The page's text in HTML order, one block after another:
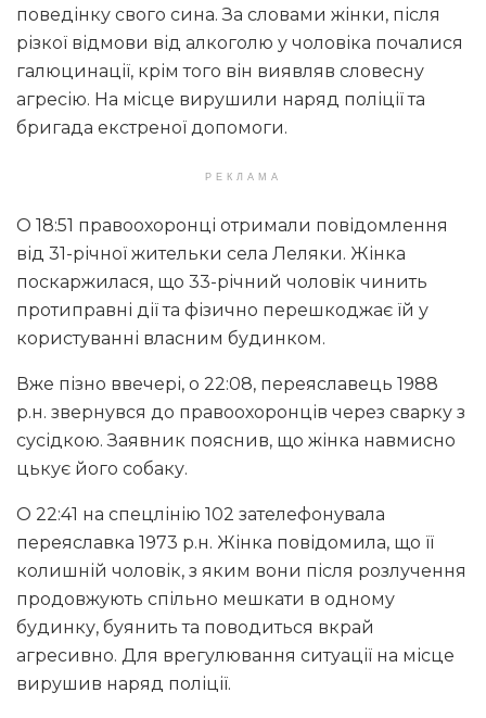
поведінку свого сина. За словами жінки, після
різкої відмови від алкоголю у чоловіка почалися
галюцинації, крім того він виявляв словесну
агресію. На місце вирушили наряд поліції та
бригада екстреної допомоги.
РЕКЛАМА
О 18:51 правоохоронці отримали повідомлення
від 31-річної жительки села Леляки. Жінка
поскаржилася, що 33-річний чоловік чинить
протиправні дії та фізично перешкоджає їй у
користуванні власним будинком.
Вже пізно ввечері, о 22:08, переяславець 1988
р.н. звернувся до правоохоронців через сварку з
сусідкою. Заявник пояснив, що жінка навмисно
цькує його собаку.
О 22:41 на спецлінію 102 зателефонувала
переяславка 1973 р.н. Жінка повідомила, що її
колишній чоловік, з яким вони після розлучення
продовжують спільно мешкати в одному
будинку, буянить та поводиться вкрай
агресивно. Для врегулювання ситуації на місце
вирушив наряд поліції.